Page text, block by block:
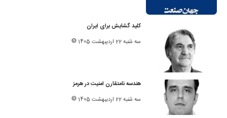
کلید گشایش برای ایران
سه شنبه 22 اردیبهشت 1405
هندسه نامتقارن امنیت در هرمز
سه شنبه 22 اردیبهشت 1405